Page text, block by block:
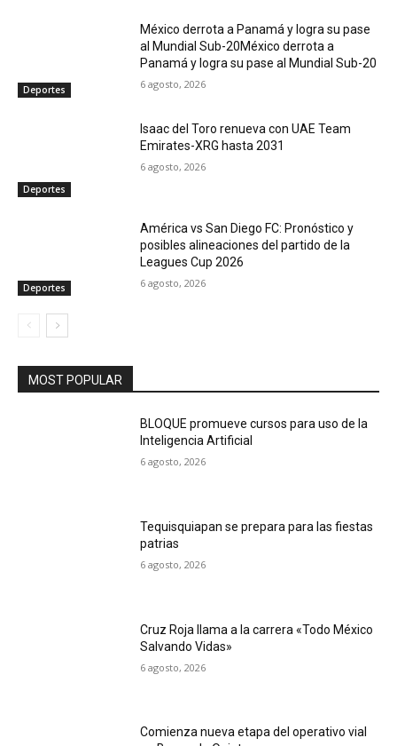
Deportes
México derrota a Panamá y logra su pase
al Mundial Sub-20México derrota a
Panamá y logra su pase al Mundial Sub-20
6 agosto, 2026
Deportes
Isaac del Toro renueva con UAE Team
Emirates-XRG hasta 2031
6 agosto, 2026
Deportes
América vs San Diego FC: Pronóstico y
posibles alineaciones del partido de la
Leagues Cup 2026
6 agosto, 2026
MOST POPULAR
BLOQUE promueve cursos para uso de la
Inteligencia Artificial
6 agosto, 2026
Tequisquiapan se prepara para las fiestas
patrias
6 agosto, 2026
Cruz Roja llama a la carrera «Todo México
Salvando Vidas»
6 agosto, 2026
Comienza nueva etapa del operativo vial